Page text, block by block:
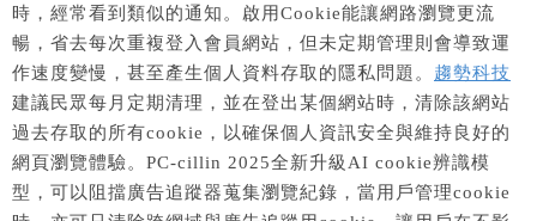
時，經常看到類似的通知。啟用Cookie能讓網路瀏覽更流
暢，省去每次重複登入會員網站，但未定期管理則會導致運
作速度變慢，甚至產生個人資料存取的隱私問題。 趨勢科技
建議民眾每月定期清理，並在登出某個網站時，清除該網站
過去存取的所有cookie，以確保個人資訊安全與維持良好的
網頁瀏覽體驗。PC-cillin 2025全新升級AI cookie辨識模
型，可以阻擋廣告追蹤器蒐集瀏覽紀錄，當用戶管理cookie